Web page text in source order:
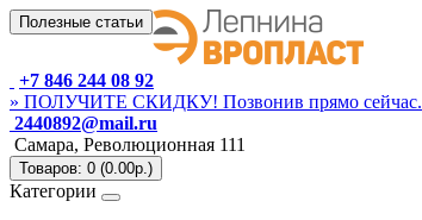
Полезные статьи
+7 846 244 08 92
» ПОЛУЧИТЕ СКИДКУ! Позвонив прямо сейчас.
2440892@mail.ru
Самара, Революционная 111
Товаров: 0 (0.00р.)
Категории